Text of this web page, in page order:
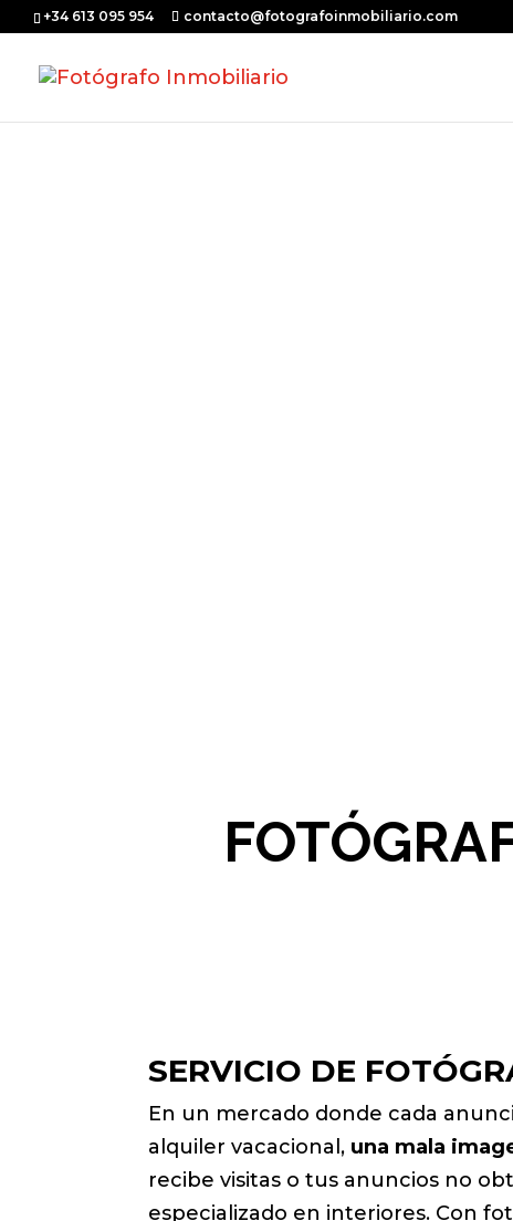
+34 613 095 954 contacto@fotografoinmobiliario.com
SERVICIO DE
En un mercado donde cada
alquiler vacacional, una mala
recibe visitas o tus anuncios no
especializado en interiores. Con